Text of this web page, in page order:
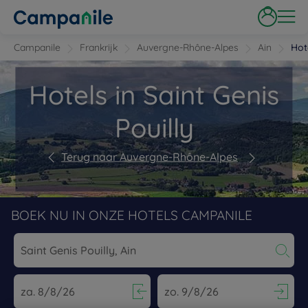
Campanile Frankrijk Auvergne-Rhône-Alpes Ain
Hotels in Saint Genis
Pouilly
Terug naar Auvergne-Rhône-Alpes
BOEK NU IN ONZE HOTELS CAMPANILE